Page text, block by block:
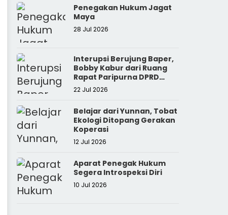
Penegakan Hukum Jagat
Maya
28 Jul 2026
Interupsi Berujung Baper,
Bobby Kabur dari Ruang
Rapat Paripurna DPRD
Sumut
22 Jul 2026
Belajar dari Yunnan, Tobat
Ekologi Ditopang Gerakan
Koperasi
12 Jul 2026
Aparat Penegak Hukum
Segera Introspeksi Diri
10 Jul 2026